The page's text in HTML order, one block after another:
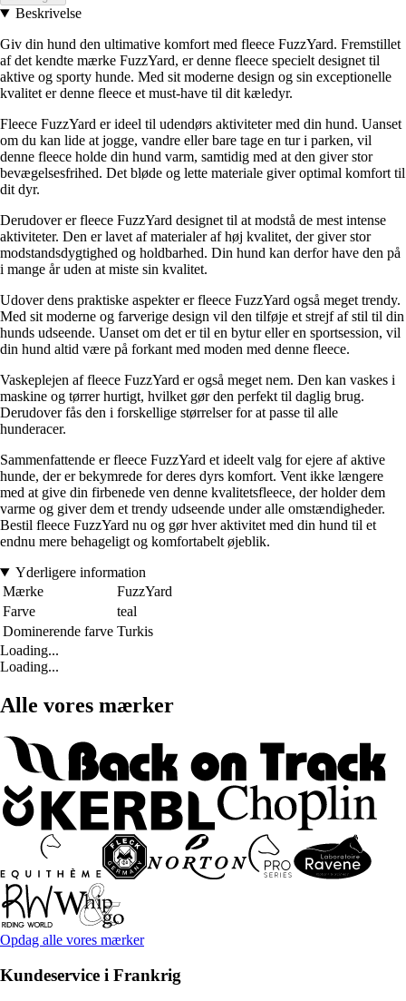
Beskrivelse
Giv din hund den ultimative komfort med fleece FuzzYard. Fremstillet
af det kendte mærke FuzzYard, er denne fleece specielt designet til
aktive og sporty hunde. Med sit moderne design og sin exceptionelle
kvalitet er denne fleece et must-have til dit kæledyr.
Fleece FuzzYard er ideel til udendørs aktiviteter med din hund. Uanset
om du kan lide at jogge, vandre eller bare tage en tur i parken, vil
denne fleece holde din hund varm, samtidig med at den giver stor
bevægelsesfrihed. Det bløde og lette materiale giver optimal komfort til
dit dyr.
Derudover er fleece FuzzYard designet til at modstå de mest intense
aktiviteter. Den er lavet af materialer af høj kvalitet, der giver stor
modstandsdygtighed og holdbarhed. Din hund kan derfor have den på
i mange år uden at miste sin kvalitet.
Udover dens praktiske aspekter er fleece FuzzYard også meget trendy.
Med sit moderne og farverige design vil den tilføje et strejf af stil til din
hunds udseende. Uanset om det er til en bytur eller en sportsession, vil
din hund altid være på forkant med moden med denne fleece.
Vaskeplejen af fleece FuzzYard er også meget nem. Den kan vaskes i
maskine og tørrer hurtigt, hvilket gør den perfekt til daglig brug.
Derudover fås den i forskellige størrelser for at passe til alle
hunderacer.
Sammenfattende er fleece FuzzYard et ideelt valg for ejere af aktive
hunde, der er bekymrede for deres dyrs komfort. Vent ikke længere
med at give din firbenede ven denne kvalitetsfleece, der holder dem
varme og giver dem et trendy udseende under alle omstændigheder.
Bestil fleece FuzzYard nu og gør hver aktivitet med din hund til et
endnu mere behageligt og komfortabelt øjeblik.
Yderligere information
Mærke
FuzzYard
Farve
teal
Dominerende farve Turkis
Loading...
Loading...
Alle vores mærker
Opdag alle vores mærker
Kundeservice i Frankrig